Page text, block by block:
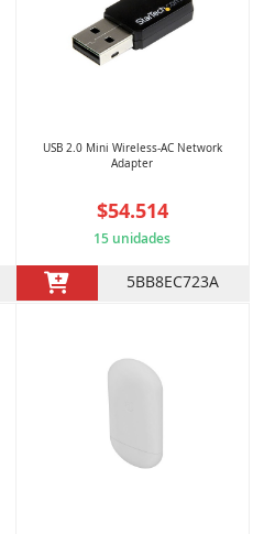
USB 2.0 Mini Wireless-AC Network
Adapter
$54.514
15 unidades
5BB8EC723A